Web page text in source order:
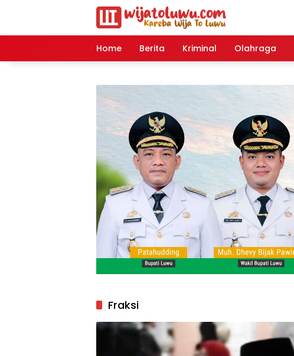
Home
Berita Kriminal Olahraga
Fraksi